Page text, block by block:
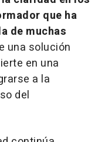
que ha
de muchas
una solución
en una
a la
del